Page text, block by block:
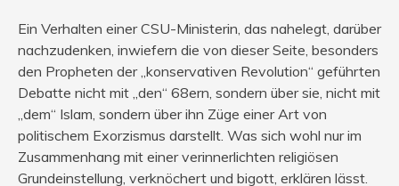
Ein Verhalten einer CSU-Ministerin, das nahelegt, darüber
nachzudenken, inwiefern die von dieser Seite, besonders
den Propheten der „konservativen Revolution“ geführten
Debatte nicht mit „den“ 68ern, sondern über sie, nicht mit
„dem“ Islam, sondern über ihn Züge einer Art von
politischem Exorzismus darstellt. Was sich wohl nur im
Zusammenhang mit einer verinnerlichten religiösen
Grundeinstellung, verknöchert und bigott, erklären lässt.